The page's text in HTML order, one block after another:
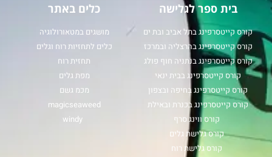
בית ספר לגלישה
קורס קייטסרפינג בתל אביב ובת ים
קורס קייטסרפינג בהרצליה ובמרכז
קורס קייטסרפינג בנתניה חוף פולג
קורס קייטסרפינג בבית ינאי
קורס קייטסרפינג בחיפה ובצפון
קורס קייטסרפינג בכנרת ובאילת
קורס ווינג סרף
קורס גלישת גלים
קורס גלישת רוח
כלים באתר
מושגים במטאורולוגיה
כלים לתחזיות רוח וגלים
תחזית רוח
מפת גלים
מכמ גשם
magicseaweed
windy